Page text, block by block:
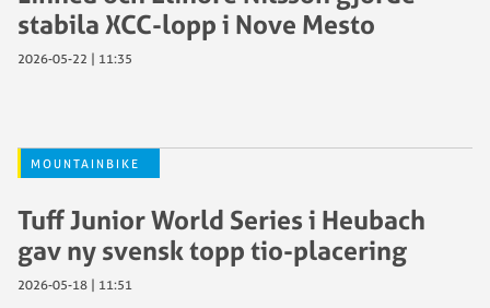
stabila XCC-lopp i Nove Mesto
2026-05-22 | 11:35
MOUNTAINBIKE
Tuff Junior World Series i Heubach
gav ny svensk topp tio-placering
2026-05-18 | 11:51